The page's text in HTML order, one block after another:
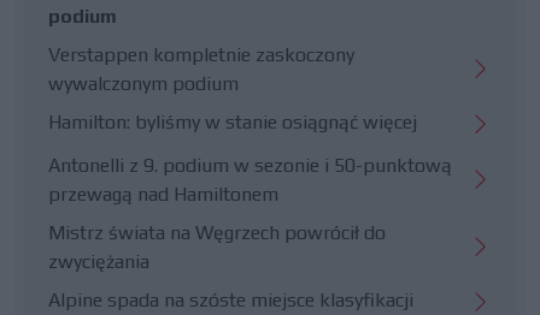
podium
Verstappen kompletnie zaskoczony
wywalczonym podium
Hamilton: byliśmy w stanie osiągnąć więcej
Antonelli z 9. podium w sezonie i 50-punktową
przewagą nad Hamiltonem
Mistrz świata na Węgrzech powrócił do
zwyciężania
Alpine spada na szóste miejsce klasyfikacji